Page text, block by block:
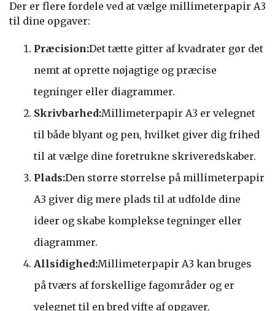
Der er flere fordele ved at vælge millimeterpapir A3
til dine opgaver:
Præcision:Det tætte gitter af kvadrater gør det
nemt at oprette nøjagtige og præcise
tegninger eller diagrammer.
Skrivbarhed:Millimeterpapir A3 er velegnet
til både blyant og pen, hvilket giver dig frihed
til at vælge dine foretrukne skriveredskaber.
Plads:Den større størrelse på millimeterpapir
A3 giver dig mere plads til at udfolde dine
ideer og skabe komplekse tegninger eller
diagrammer.
Allsidighed:Millimeterpapir A3 kan bruges
på tværs af forskellige fagområder og er
velegnet til en bred vifte af opgaver.